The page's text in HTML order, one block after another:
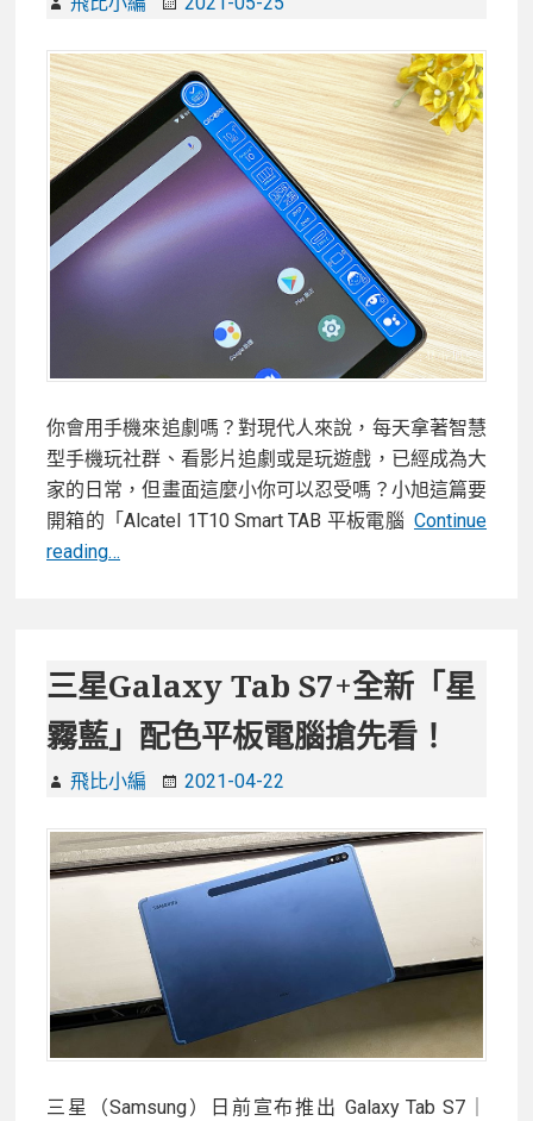
板
HUAWEI
MatePad！
性
能
電
力
測
試/
相
機
拍
分
享
你會用手機來追劇嗎？對現代人來說，每天拿著智慧
型手機玩社群、看影片追劇或是玩遊戲，已經成為大
家的日常，但畫面這麼小你可以忍受嗎？小旭這篇要
開箱的「Alcatel 1T10 Smart TAB 平板電腦 Continue
reading…
童
保
護
的
Alcatel
1T10
Smart
TAB
影
板
三星Galaxy Tab S7+全新「星
霧藍」配色平板電腦搶先看！
飛比小編 2021-04-22
三星（Samsung）日前宣布推出 Galaxy Tab S7｜